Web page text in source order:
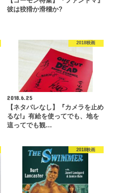
彼は狡猾か滑稽か?
2018映画
2018.6.25
【ネタバレなし】『カメラを止め
るな!』有給を使ってでも、地を
這ってでも観…
2018映画